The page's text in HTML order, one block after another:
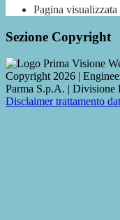
Pagina visualizzata
Sezione Copyright
Copyright 2026 |
Parma S.p.A. |
Disclaimer trattamento